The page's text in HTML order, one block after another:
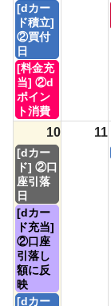
月
曜
日,
8
月
3rd
2026
[dカー
ド積立]
②買付
日
月
曜
日,
8
月
2026
[料金充
当] ②d
ポイン
ト消費
10 11
月
曜
日,
8
月
10th
2026
[dカー
ド] ②口
座引落
日
月
曜
日,
8
月
10th
2026
[dカー
ド充当]
②口座
引落し
額に反
映
月
[dカー